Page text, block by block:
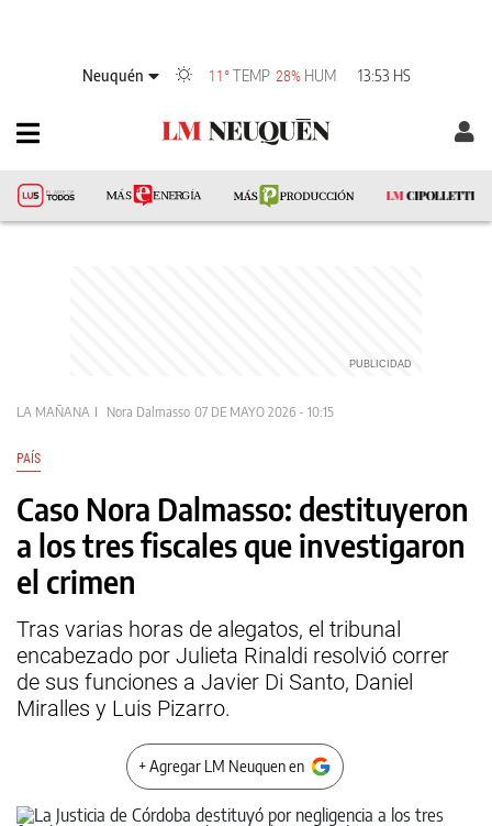
Neuquén 11° TEMP 28% HUM 13:53 HS
LA MAÑANA Nora Dalmasso 07 DE MAYO 2026 - 10:15
PAÍS
Caso Nora Dalmasso: destituyeron
a los tres fiscales que investigaron
el crimen
Tras varias horas de alegatos, el tribunal
encabezado por Julieta Rinaldi resolvió correr
de sus funciones a Javier Di Santo, Daniel
Miralles y Luis Pizarro.
+ Agregar LM Neuquen en